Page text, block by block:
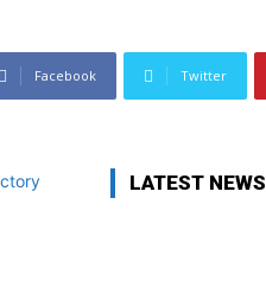
Facebook Twitter
LATEST NEWS